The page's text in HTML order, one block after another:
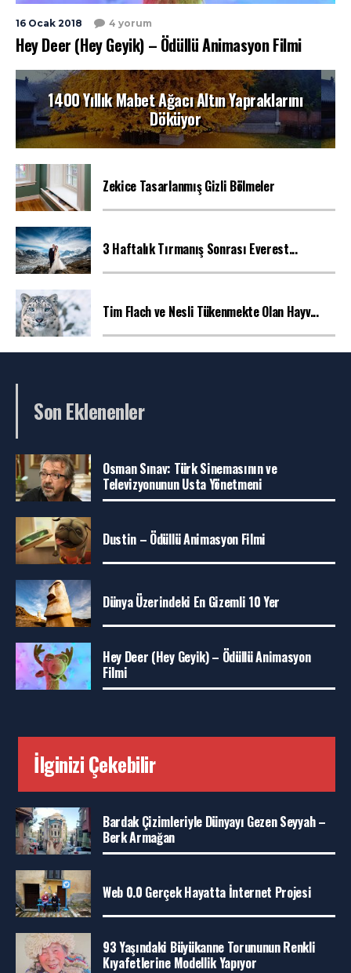
16 Ocak 2018 4 yorum
Hey Deer (Hey Geyik) – Ödüllü Animasyon Filmi
1400 Yıllık Mabet Ağacı Altın Yapraklarını
Döküyor
Zekice Tasarlanmış Gizli Bölmeler
3 Haftalık Tırmanış Sonrası Everest...
Tim Flach ve Nesli Tükenmekte Olan Hayv...
Son Eklenenler
Osman Sınav: Türk Sinemasının ve
Televizyonunun Usta Yönetmeni
Dustin – Ödüllü Animasyon Filmi
Dünya Üzerindeki En Gizemli 10 Yer
Hey Deer (Hey Geyik) – Ödüllü Animasyon
Filmi
İlginizi Çekebilir
Bardak Çizimleriyle Dünyayı Gezen Seyyah –
Berk Armağan
Web 0.0 Gerçek Hayatta İnternet Projesi
93 Yaşındaki Büyükanne Torununun Renkli
Kıyafetlerine Modellik Yapıyor